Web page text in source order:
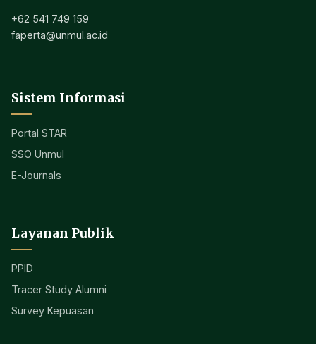
+62 541 749 159
faperta@unmul.ac.id
Sistem Informasi
Portal STAR
SSO Unmul
E-Journals
Layanan Publik
PPID
Tracer Study Alumni
Survey Kepuasan